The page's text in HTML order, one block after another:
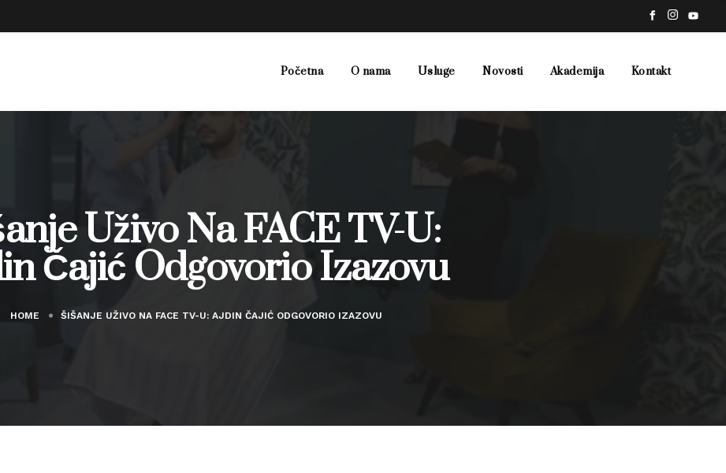
Početna O nama Usluge Novosti Akademija Kontakt
Uživo Na FACE TV-U:
Čajić Odgovorio Izazovu
HOME ŠIŠANJE UŽIVO NA FACE TV-U: AJDIN ČAJIĆ ODGOVORIO IZAZOVU